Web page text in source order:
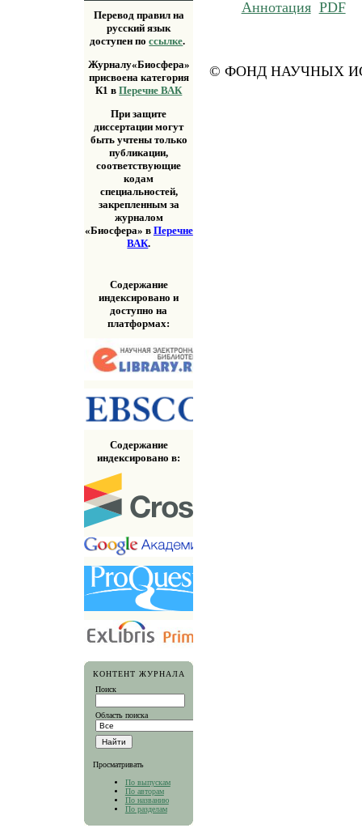
Перевод правил на
русский язык
доступен поссылке.
Журналу«Биосфера»
присвоена категория
К1 вПеречне ВАК
При защите
диссертации могут
быть учтены только
публикации,
соответствующие
кодам
специальностей,
закрепленным за
журналом
«Биосфера» в Перечне
ВАК.
Содержание
индексировано и
доступно на
платформах:
Содержание
индексировано в:
КОНТЕНТ ЖУРНАЛА
Поиск
Область поиска
Просматривать
По выпускам
По авторам
По названию
По разделам
Аннотация PDF
© ФОНД НАУЧНЫХ